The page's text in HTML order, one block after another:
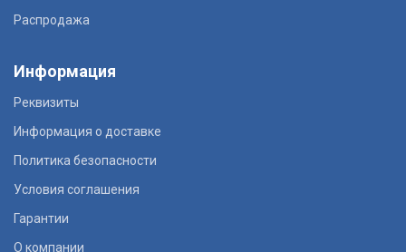
Распродажа
Информация
Реквизиты
Информация о доставке
Политика безопасности
Условия соглашения
Гарантии
О компании